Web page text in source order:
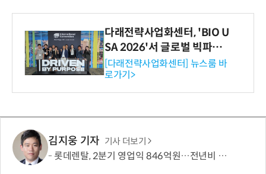
다래전략사업화센터, 'BIO U
SA 2026'서 글로벌 빅파마
와의 비즈니스 미팅 지원…K
-바이오 해외 진출 교두보 확
보
[다래전략사업화센터] 뉴스룸 바
로가기>
김지웅 기자 기사 더보기
롯데렌탈, 2분기 영업익 846억원…전년비 9.6% 증가